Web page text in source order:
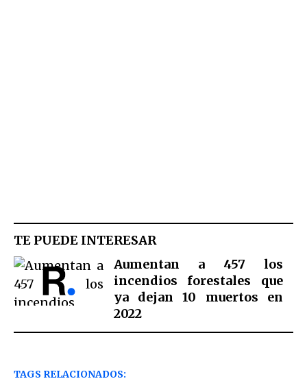
TE PUEDE INTERESAR
Aumentan a 457 los
incendios forestales que
ya dejan 10 muertos en
2022
TAGS RELACIONADOS: